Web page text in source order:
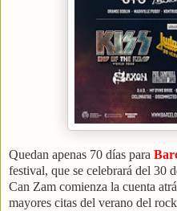
Quedan apenas 70 días para
festival, que se celebrará del 30
Can Zam comienza la cuenta
mayores citas del verano del